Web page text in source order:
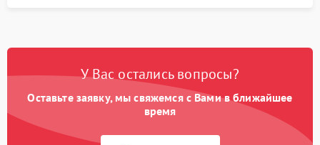
У Вас остались вопросы?
Оставьте заявку, мы свяжемся с Вами в ближайшее
время